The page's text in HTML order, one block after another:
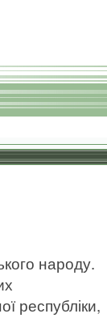
народу.
республіки,